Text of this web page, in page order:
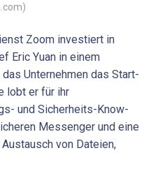
Zoom investiert in
Eric Yuan in einem
Unternehmen das Start-
lobt er für ihr
und Sicherheits-Know-
Messenger und eine
von Dateien,